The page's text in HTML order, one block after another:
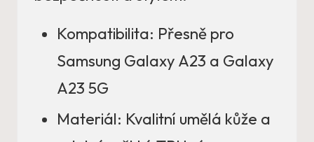
Kompatibilita: Přesně pro
Samsung Galaxy A23 a Galaxy
A23 5G
Materiál: Kvalitní umělá kůže a